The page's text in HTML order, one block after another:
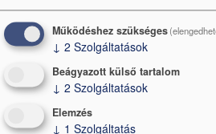
Működéshez szükséges
↓ 2 Szolgáltatások
Beágyazott külső tartalom
↓ 2 Szolgáltatások
Elemzés
↓ 1 Szolgáltatás